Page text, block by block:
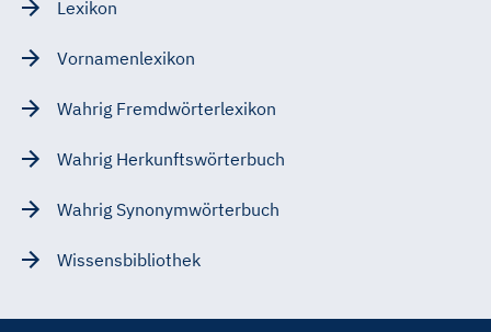
Lexikon
Vornamenlexikon
Wahrig Fremdwörterlexikon
Wahrig Herkunftswörterbuch
Wahrig Synonymwörterbuch
Wissensbibliothek